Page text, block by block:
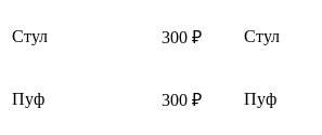
Стул 300 ₽ Стул
Пуф 300 ₽ Пуф